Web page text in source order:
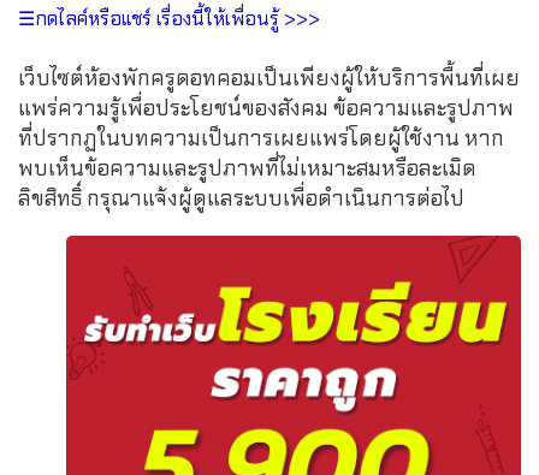
☰กดไลค์หรือแชร์ เรื่องนี้ให้เพื่อนรู้ >>>
เว็บไซต์ห้องพักครูดอทคอมเป็นเพียงผู้ให้บริการพื้นที่เผย
แพร่ความรู้เพื่อประโยชน์ของสังคม ข้อความและรูปภาพ
ที่ปรากฏในบทความเป็นการเผยแพร่โดยผู้ใช้งาน หาก
พบเห็นข้อความและรูปภาพที่ไม่เหมาะสมหรือละเมิด
ลิขสิทธิ์ กรุณาแจ้งผู้ดูแลระบบเพื่อดำเนินการต่อไป